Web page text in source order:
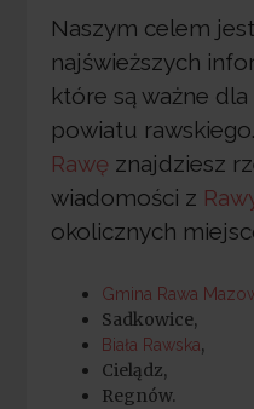
Naszym celem
najświeższych
które są ważne
powiatu
Rawę znajdziesz
wiadomości z
okolicznych
Gmina Rawa
Sadkowice,
Biała Rawska,
Cielądz,
Regnów.